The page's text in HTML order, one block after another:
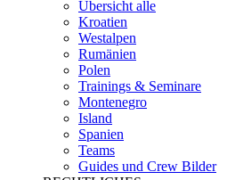
Übersicht alle
Kroatien
Westalpen
Rumänien
Polen
Trainings & Seminare
Montenegro
Island
Spanien
Teams
Guides und Crew Bilder